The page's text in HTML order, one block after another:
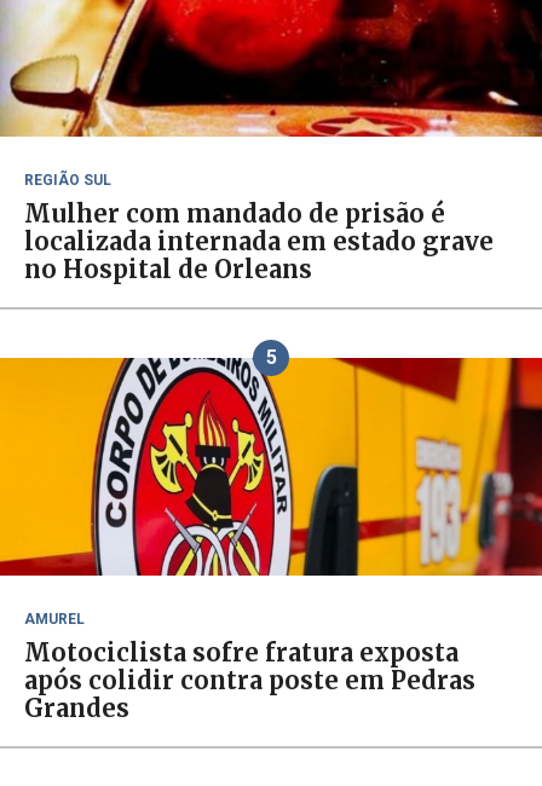
REGIÃO SUL
Mulher com mandado de prisão é
localizada internada em estado grave
no Hospital de Orleans
5
AMUREL
Motociclista sofre fratura exposta
após colidir contra poste em Pedras
Grandes